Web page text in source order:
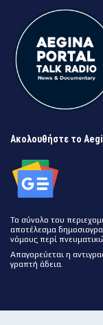
Ακολουθήστε το
Το σύνολο του
αποτέλεσμα
νόμους περί
Απαγορεύεται η
γραπτή άδεια.